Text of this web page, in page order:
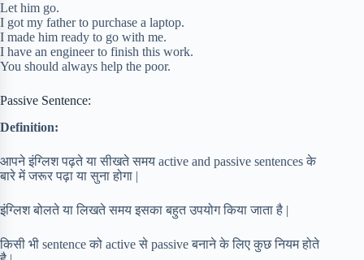
Let him go.
I got my father to purchase a laptop.
I made him ready to go with me.
I have an engineer to finish this work.
You should always help the poor.
Passive Sentence:
Definition:
आपने इंग्लिश पढ़ते या सीखते समय active and passive sentences के
बारे में जरूर पढ़ा या सुना होगा |
इंग्लिश बोलते या लिखते समय इसका बहुत उपयोग किया जाता है |
किसी भी sentence को active से passive बनाने के लिए कुछ नियम होते